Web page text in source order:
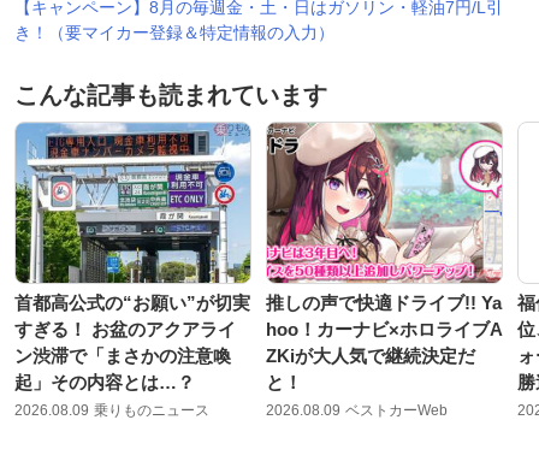
【キャンペーン】8月の毎週金・土・日はガソリン・軽油7円/L引
き！（要マイカー登録＆特定情報の入力）
こんな記事も読まれています
首都高公式の“お願い”が切実
すぎる！ お盆のアクアライ
ン渋滞で「まさかの注意喚
起」その内容とは…？
2026.08.09 乗りものニュース
推しの声で快適ドライブ!! Ya
hoo！カーナビ×ホロライブA
ZKiが大人気で継続決定だ
と！
2026.08.09 ベストカーWeb
福
位